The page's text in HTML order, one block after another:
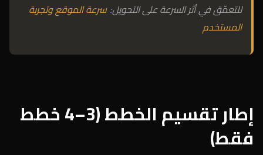
للتعمّق في أثر السرعة على التحويل: سرعة الموقع وتجربة
المستخدم
إطار تقسيم الخطط (3–4 خطط
فقط)